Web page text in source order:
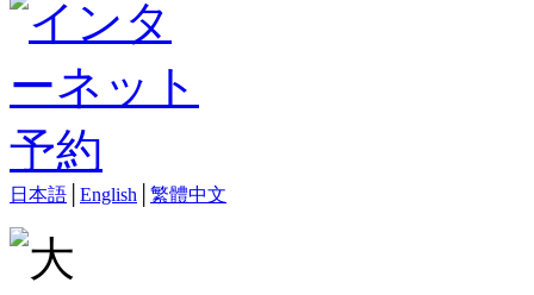
日本語 English 繁體中文